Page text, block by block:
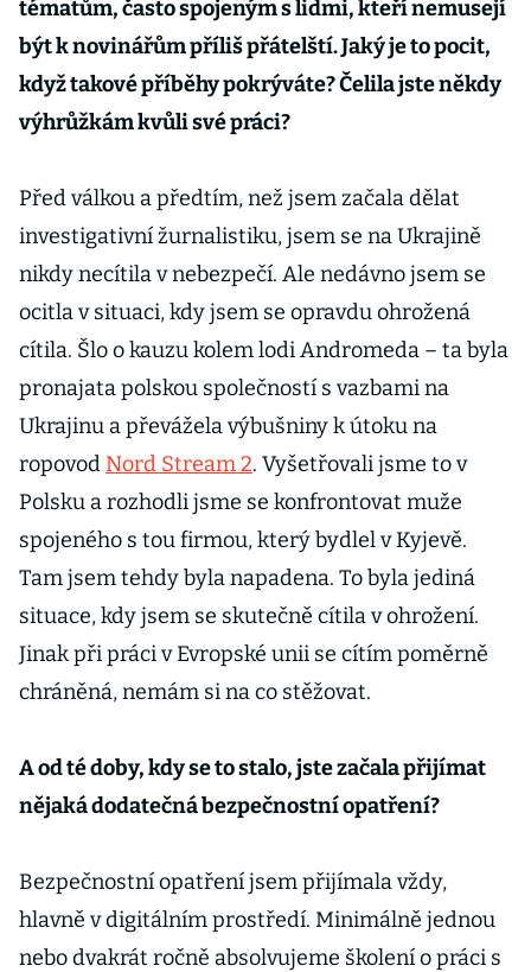
tématům, často spojeným s lidmi, kteří nemusejí
být k novinářům příliš přátelští. Jaký je to pocit,
když takové příběhy pokrýváte? Čelila jste někdy
výhrůžkám kvůli své práci?
Před válkou a předtím, než jsem začala dělat
investigativní žurnalistiku, jsem se na Ukrajině
nikdy necítila v nebezpečí. Ale nedávno jsem se
ocitla v situaci, kdy jsem se opravdu ohrožená
cítila. Šlo o kauzu kolem lodi Andromeda – ta byla
pronajata polskou společností s vazbami na
Ukrajinu a převážela výbušniny k útoku na
ropovod Nord Stream 2. Vyšetřovali jsme to v
Polsku a rozhodli jsme se konfrontovat muže
spojeného s tou firmou, který bydlel v Kyjevě.
Tam jsem tehdy byla napadena. To byla jediná
situace, kdy jsem se skutečně cítila v ohrožení.
Jinak při práci v Evropské unii se cítím poměrně
chráněná, nemám si na co stěžovat.
A od té doby, kdy se to stalo, jste začala přijímat
nějaká dodatečná bezpečnostní opatření?
Bezpečnostní opatření jsem přijímala vždy,
hlavně v digitálním prostředí. Minimálně jednou
nebo dvakrát ročně absolvujeme školení o práci s